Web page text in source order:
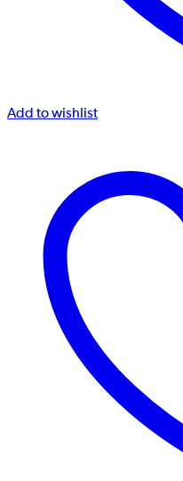
Add to wishlist